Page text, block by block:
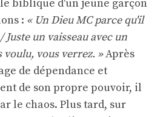
biblique d'un jeune garçon
: « Un Dieu MC parce qu'il
un vaisseau avec un
voulu, vous verrez. »Après
de dépendance et
de son propre pouvoir, il
le chaos. Plus tard, sur